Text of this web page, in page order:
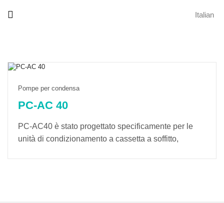
Italian
Pompe per condensa
PC-AC 40
PC-AC40 è stato progettato specificamente per le
unità di condizionamento a cassetta a soffitto,